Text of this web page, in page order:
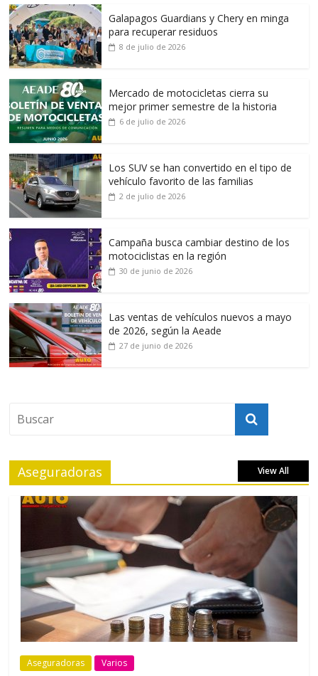
Galapagos Guardians y Chery en minga
para recuperar residuos
8 de julio de 2026
Mercado de motocicletas cierra su
mejor primer semestre de la historia
6 de julio de 2026
Los SUV se han convertido en el tipo de
vehículo favorito de las familias
2 de julio de 2026
Campaña busca cambiar destino de los
motociclistas en la región
30 de junio de 2026
Las ventas de vehículos nuevos a mayo
de 2026, según la Aeade
27 de junio de 2026
Aseguradoras View All
Aseguradoras Varios